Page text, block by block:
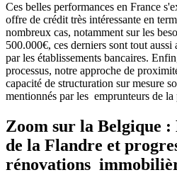
Ces belles performances en France
offre de crédit très intéressante en
nombreux cas, notamment sur les
500.000€, ces derniers sont tout
par les établissements bancaires.
processus, notre approche de
capacité de structuration sur mesure
mentionnés par les emprunteurs de la
Zoom sur la Belgique
de la Flandre et
rénovations